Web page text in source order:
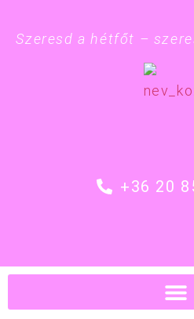
Szeresd a hétfőt –
+36 20